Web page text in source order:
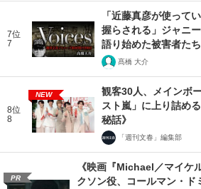
7位
7
「近藤真彦が使って
握らされる」ジャニ
語り始めた被害者た
髙橋 大介
8位
8
NEW
観客30人、メインボ
スト嵐」に上り詰め
秘話》
「週刊文春」編集部
PR
《映画『Michael／マイケ
クソン役、コールマン・ド